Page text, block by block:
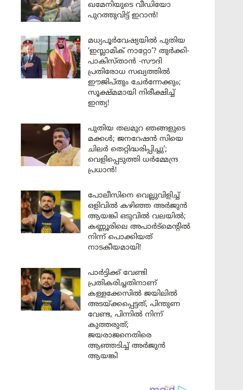
ഖമേനിയുടെ വീഡിയോ
പുറത്തുവിട്ട് ഇറാൻ!
മധ്യപൂർവേഷ്യയിൽ പുതിയ
‘ഇസ്ലാമിക് നാറ്റോ’? തുർക്കി-
പാകിസ്താൻ -സൗദി
പ്രതിരോധ സഖ്യത്തിൽ
ഈജിപ്തും ചേർന്നേക്കും;
സൂക്ഷ്മമായി നിരീക്ഷിച്ച്
ഇന്ത്യ!
പുതിയ തലമുറ ഞങ്ങളുടെ
മക്കൾ; ജനറേഷൻ സിയെ
ചിലർ തെറ്റിദ്ധരിപ്പിച്ചു’;
വെളിപ്പെടുത്തി ധർമ്മേന്ദ്ര
പ്രധാൻ!
പോലീസിനെ വെല്ലുവിളിച്ച്
ഒളിവിൽ കഴിഞ്ഞ അർജുൻ
ആയങ്കി ഒടുവിൽ വലയിൽ;
കണ്ണൂരിലെ അപാർട്മെന്റിൽ
നിന്ന് പൊക്കിയത്
നാടകീയമായി!
പാർട്ടിക്ക് വേണ്ടി
പ്രതികരിച്ചതിനാണ്
കള്ളക്കേസിൽ ജയിലിൽ
അടയ്ക്കപ്പെട്ടത്, പിന്തുണ
വേണ്ട, പിന്നിൽ നിന്ന്
കുത്തരുത്;
ജയരാജനെതിരെ
ആഞ്ഞടിച്ച് അർജുൻ
ആയങ്കി